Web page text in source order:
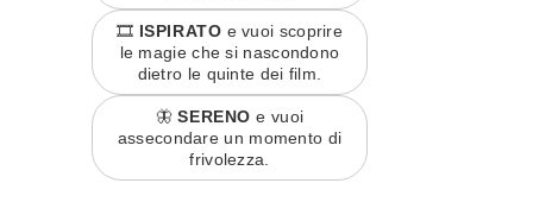
🎞️ ISPIRATO e vuoi scoprire
le magie che si nascondono
dietro le quinte dei film.
🦋SERENO e vuoi
assecondare un momento di
frivolezza.